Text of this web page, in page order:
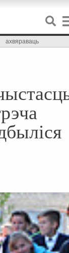
ахвяраваць